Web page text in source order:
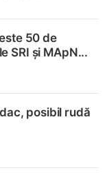
50 de
SRI și MApN...
posibil rudă